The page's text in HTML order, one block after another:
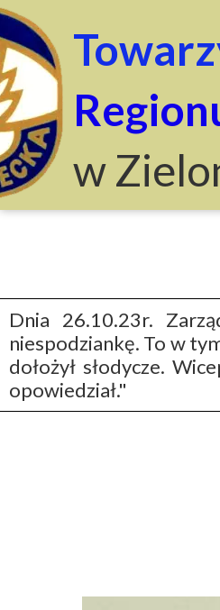
w
Dnia 26.10.23r.
niespodziankę. To w
dołożył słodycze.
opowiedział."